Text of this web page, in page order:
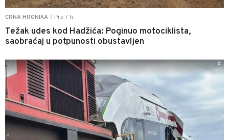
CRNA HRONIKA Pre 7 h
Težak udes kod Hadžića: Poginuo motociklista,
saobraćaj u potpunosti obustavljen
0